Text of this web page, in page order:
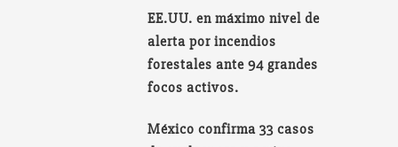
EE.UU. en máximo nivel de
alerta por incendios
forestales ante 94 grandes
focos activos.
México confirma 33 casos